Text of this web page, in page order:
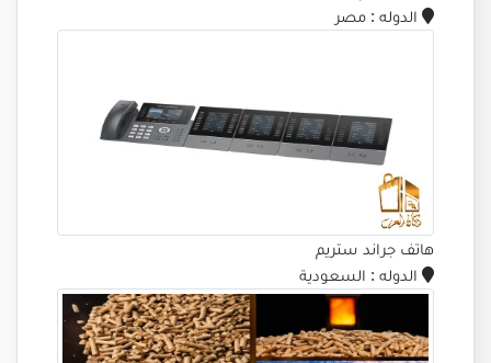
الدوله : مصر
هاتف جراند ستريم
الدوله : السعودية